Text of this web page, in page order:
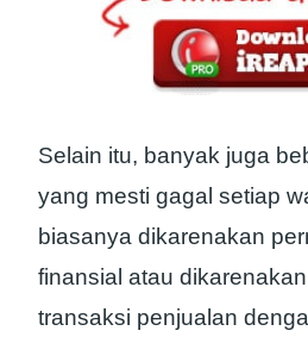
Selain itu, banyak juga
yang mesti gagal setiap
biasanya dikarenakan
finansial atau
transaksi penjualan